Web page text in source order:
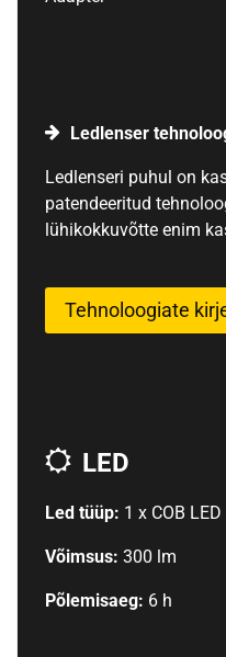
Ledlenser
Ledlenseri puhul on
patendeeritud
lühikokkuvõtte enim
Tehnoloogiate
LED
Led tüüp: 1 x COB LED
Võimsus: 300 lm
Põlemisaeg: 6 h